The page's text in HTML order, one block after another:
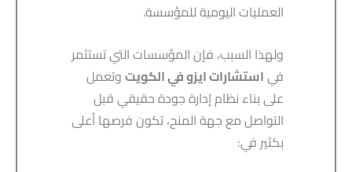
العمليات اليومية للمؤسسة.
ولهذا السبب، فإن المؤسسات التي تستثمر
فياستشارات ايزو في الكويتوتعمل
على بناء نظام إدارة جودة حقيقي قبل
التواصل مع جهة المنح، تكون فرصها أعلى
بكثير في: